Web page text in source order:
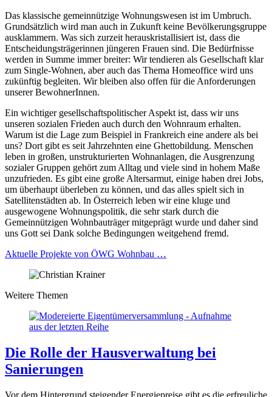
Das klassische gemeinnützige Wohnungswesen ist im Umbruch.
Grundsätzlich wird man auch in Zukunft keine Bevölkerungsgruppe
ausklammern. Was sich zurzeit herauskristallisiert ist, dass die
Entscheidungsträgerinnen jüngeren Frauen sind. Die Bedürfnisse
werden in Summe immer breiter: Wir tendieren als Gesellschaft klar
zum Single-Wohnen, aber auch das Thema Homeoffice wird uns
zukünftig begleiten. Wir bleiben also offen für die Anforderungen
unserer BewohnerInnen.
Ein wichtiger gesellschaftspolitischer Aspekt ist, dass wir uns
unseren sozialen Frieden auch durch den Wohnraum erhalten.
Warum ist die Lage zum Beispiel in Frankreich eine andere als bei
uns? Dort gibt es seit Jahrzehnten eine Ghettobildung. Menschen
leben in großen, unstrukturierten Wohnanlagen, die Ausgrenzung
sozialer Gruppen gehört zum Alltag und viele sind in hohem Maße
unzufrieden. Es gibt eine große Altersarmut, einige haben drei Jobs,
um überhaupt überleben zu können, und das alles spielt sich in
Satellitenstädten ab. In Österreich leben wir eine kluge und
ausgewogene Wohnungspolitik, die sehr stark durch die
Gemeinnützigen Wohnbauträger mitgeprägt wurde und daher sind
uns Gott sei Dank solche Bedingungen weitgehend fremd.
Aktuelle Projekte von ÖWG Wohnbau …
Weitere Themen
Die Rolle der Hausverwaltung bei
Sanierungen